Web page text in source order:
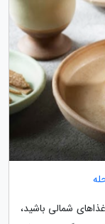
شمالی باشید،